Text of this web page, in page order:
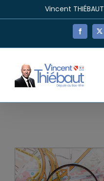
Vincent
Facebook
X